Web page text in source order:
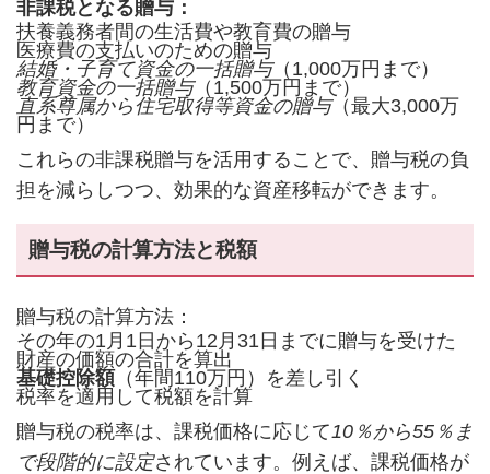
非課税となる贈与：
扶養義務者間の生活費や教育費の贈与
医療費の支払いのための贈与
結婚・子育て資金の一括贈与（1,000万円まで）
教育資金の一括贈与（1,500万円まで）
直系尊属から住宅取得等資金の贈与（最大3,000万
円まで）
これらの非課税贈与を活用することで、贈与税の負
担を減らしつつ、効果的な資産移転ができます。
贈与税の計算方法と税額
贈与税の計算方法：
その年の1月1日から12月31日までに贈与を受けた
財産の価額の合計を算出
基礎控除額（年間110万円）を差し引く
税率を適用して税額を計算
贈与税の税率は、課税価格に応じて10％から55％ま
で段階的に設定されています。例えば、課税価格が